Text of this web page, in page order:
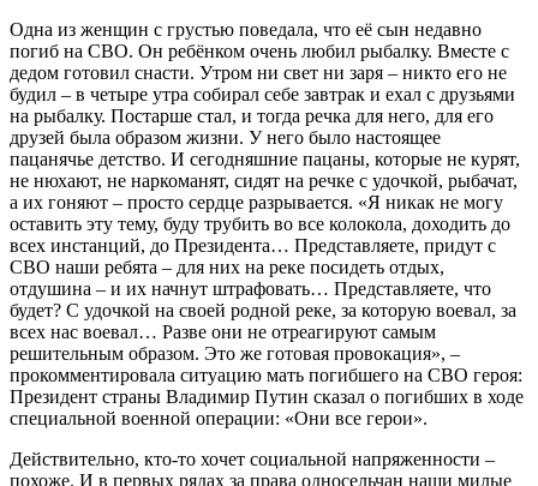
Одна из женщин с грустью поведала, что её сын недавно
погиб на СВО. Он ребёнком очень любил рыбалку. Вместе с
дедом готовил снасти. Утром ни свет ни заря – никто его не
будил – в четыре утра собирал себе завтрак и ехал с друзьями
на рыбалку. Постарше стал, и тогда речка для него, для его
друзей была образом жизни. У него было настоящее
пацанячье детство. И сегодняшние пацаны, которые не курят,
не нюхают, не наркоманят, сидят на речке с удочкой, рыбачат,
а их гоняют – просто сердце разрывается. «Я никак не могу
оставить эту тему, буду трубить во все колокола, доходить до
всех инстанций, до Президента… Представляете, придут с
СВО наши ребята – для них на реке посидеть отдых,
отдушина – и их начнут штрафовать… Представляете, что
будет? С удочкой на своей родной реке, за которую воевал, за
всех нас воевал… Разве они не отреагируют самым
решительным образом. Это же готовая провокация», –
прокомментировала ситуацию мать погибшего на СВО героя:
Президент страны Владимир Путин сказал о погибших в ходе
специальной военной операции: «Они все герои».
Действительно, кто-то хочет социальной напряженности –
похоже. И в первых рядах за права односельчан наши милые